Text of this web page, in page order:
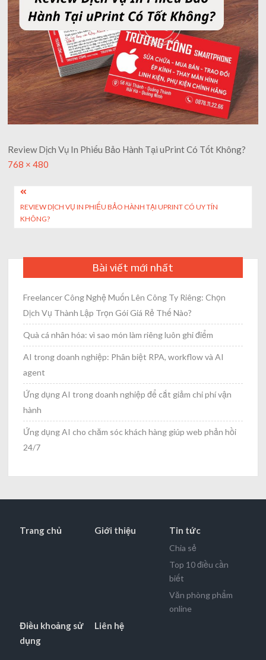
Ứng dụng AI trong doanh nghiệp để cắt giảm chi phí vận hành
Ứng dụng AI cho chăm sóc khách hàng giúp web phản hồi
24/7
AI agent cho doanh nghiệp khác chatbot truyền thống ra sao
Review Dịch Vụ In Phiếu Bảo Hành Tại uPrint Có Tốt Không?
Full
768 × 480
Post
navigation
REVIEW DỊCH VỤ IN PHIẾU BẢO HÀNH TẠI UPRINT CÓ UY TÍN
KHÔNG?
Bài viết mới nhất
Freelancer Công Nghệ Muốn Lên Công Ty Riêng: Chọn
Dịch Vụ Thành Lập Trọn Gói Giá Rẻ Thế Nào?
Quà cá nhân hóa: vì sao món làm riêng luôn ghi điểm
AI trong doanh nghiệp: Phân biệt RPA, workflow và AI
agent
Ứng dụng AI trong doanh nghiệp để cắt giảm chi phí vận
hành
Ứng dụng AI cho chăm sóc khách hàng giúp web phản hồi
24/7
Trang chủ Giới thiệu Tin tức
Chia sẻ
Top 10 điều cần
biết
Văn phòng phẩm
online
Điều khoảng sử
dụng
Liên hệ